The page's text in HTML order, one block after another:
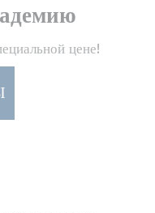
цене!